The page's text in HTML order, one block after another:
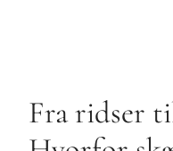
Fra ridser